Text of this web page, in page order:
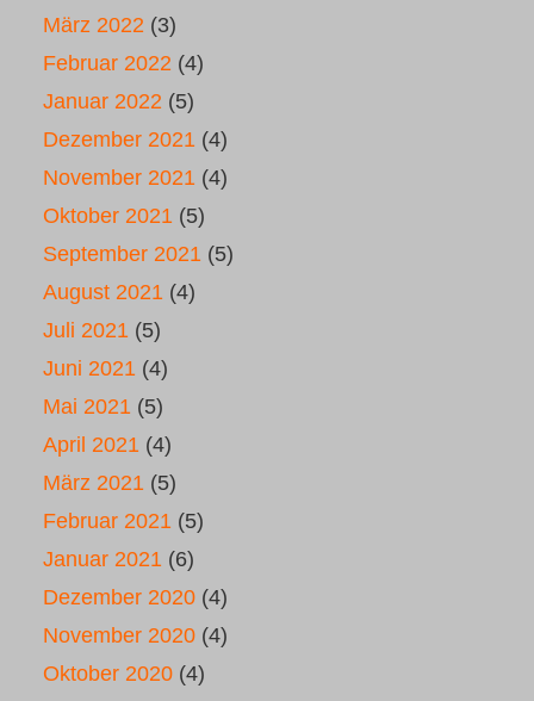
März 2022 (3)
Februar 2022 (4)
Januar 2022 (5)
Dezember 2021 (4)
November 2021 (4)
Oktober 2021 (5)
September 2021 (5)
August 2021 (4)
Juli 2021 (5)
Juni 2021 (4)
Mai 2021 (5)
April 2021 (4)
März 2021 (5)
Februar 2021 (5)
Januar 2021 (6)
Dezember 2020 (4)
November 2020 (4)
Oktober 2020 (4)